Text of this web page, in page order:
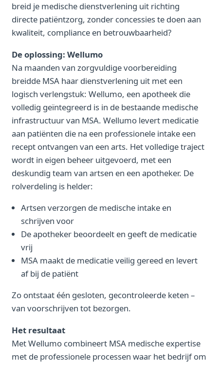
breid je medische dienstverlening uit richting
directe patiëntzorg, zonder concessies te doen aan
kwaliteit, compliance en betrouwbaarheid?
De oplossing: Wellumo
Na maanden van zorgvuldige voorbereiding
breidde MSA haar dienstverlening uit met een
logisch verlengstuk: Wellumo, een apotheek die
volledig geïntegreerd is in de bestaande medische
infrastructuur van MSA. Wellumo levert medicatie
aan patiënten die na een professionele intake een
recept ontvangen van een arts. Het volledige traject
wordt in eigen beheer uitgevoerd, met een
deskundig team van artsen en een apotheker. De
rolverdeling is helder:
Artsen verzorgen de medische intake en
schrijven voor
De apotheker beoordeelt en geeft de medicatie
vrij
MSA maakt de medicatie veilig gereed en levert
af bij de patiënt
Zo ontstaat één gesloten, gecontroleerde keten –
van voorschrijven tot bezorgen.
Het resultaat
Met Wellumo combineert MSA medische expertise
met de professionele processen waar het bedrijf om